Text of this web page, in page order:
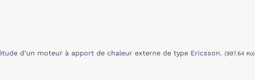
d’un moteur à apport de chaleur externe de type Ericsson. (997.64 Ko)